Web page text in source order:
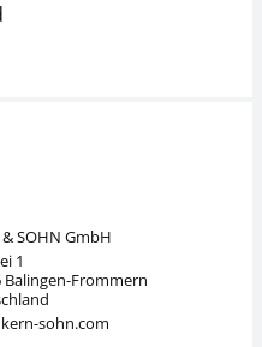
& SOHN GmbH
1
Balingen-Frommern
sohn.com